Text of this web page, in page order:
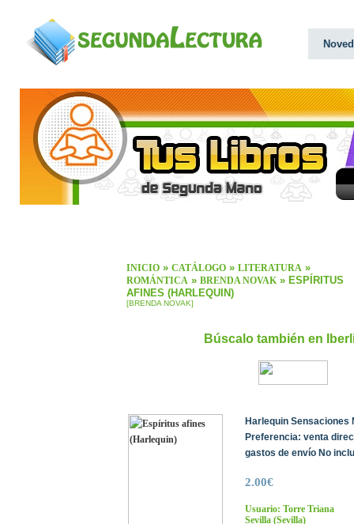
INICIO » CATÁLOGO » LITERATURA »
ROMÁNTICA » BRENDA NOVAK» ESPÍRITUS
AFINES (HARLEQUIN)
[BRENDA NOVAK]
Búscalo también en
Harlequin Sensaciones
Preferencia: venta
gastos de envío No
2.00€
Usuario: Torre Triana
Sevilla (Sevilla)